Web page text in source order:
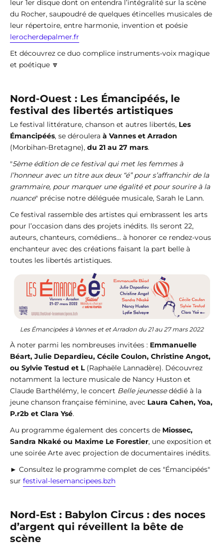
leur 1er disque dont on entendra l’intégralité sur la scène
du Rocher, saupoudré de quelques étincelles musicales de
leur répertoire, entre harmonie, invention et poésie
lerocherdepalmer.fr
Et découvrez ce duo complice instruments-voix magique
et poétique 🔽
Nord-Ouest : Les Émancipéés, le
festival des libertés artistiques
Le festival littérature, chanson et autres libertés, Les
Émancipéés, se déroulera à Vannes et Arradon
(Morbihan-Bretagne), du 21 au 27 mars.
"5ème édition de ce festival qui met les femmes à
l’honneur avec un titre aux deux “é” pour s’affranchir de la
grammaire, pour marquer une égalité et pour sourire à la
nuance" précise notre déléguée musicale, Sarah le Lann.
Ce festival rassemble des artistes qui embrassent les arts
pour l’occasion dans des projets inédits. Ils seront 22,
auteurs, chanteurs, comédiens... à honorer ce rendez-vous
enchanteur avec des créations faisant la part belle à
toutes les libertés artistiques.
Les Émancipées à Vannes et et Arradon du 21 au 27 mars 2022
À noter parmi les nombreuses invitées : Emmanuelle
Béart, Julie Depardieu, Cécile Coulon, Christine Angot,
ou Sylvie Testud et L(Raphaële Lannadère). Découvrez
notamment la lecture musicale de Nancy Huston et
Claude Barthélémy, le concert Belle jeunessedédié à la
jeune chanson française féminine, avec Laura Cahen, Yoa,
P.r2b et Clara Ysé.
Au programme également des concerts de Miossec,
Sandra Nkaké ou Maxime Le Forestier, une exposition et
une soirée Arte avec projection de documentaires inédits.
► Consultez le programme complet de ces "Émancipéés"
sur festival-lesemancipees.bzh
Nord-Est : Babylon Circus : des noces
d’argent qui réveillent la bête de
scène